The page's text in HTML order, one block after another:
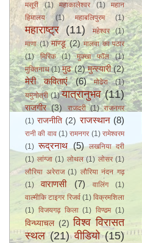
मसूरी
(1) महाकालेश्वर (1)
महान
हिमालय
(1) महाबलिपुरम (1)
महाराष्ट्र (11) महेश्वर
(1)
माणा (1) माण्डू (2) मालवा का पठार
(1)
मिरिक (1) मुक्खा फॉल
(1)
मुक्तिनाथ (1) मुढ (2) मुन्स्यारी (2)
मेरी कविताएं (6) मोढेरा
(1)
यमुनोत्री (1) यात्रानुभव (11)
राजगीर (3) राजदरी (1) राजनगर
(1) राजनीति (2) राजस्थान (8)
रानी की वाव (1) रामनगर (1) रामेश्वरम
(1) रूद्रनाथ (5) लखनिया दरी
(1) लांग्जा (1) लोथल (1) लोसर (1)
लौरिया अरेराज (1) लौरिया नंदन गढ़
(1)
वाराणसी (7) वालिंग
(1)
वाल्मीकि टाइगर रिजर्व (1) विक्रमशिला
(1) विजयगढ़ किला (1) विण्ढम (1)
विन्ध्याचल (2) विश्व विरासत
स्थल (21) वीडियो (15)